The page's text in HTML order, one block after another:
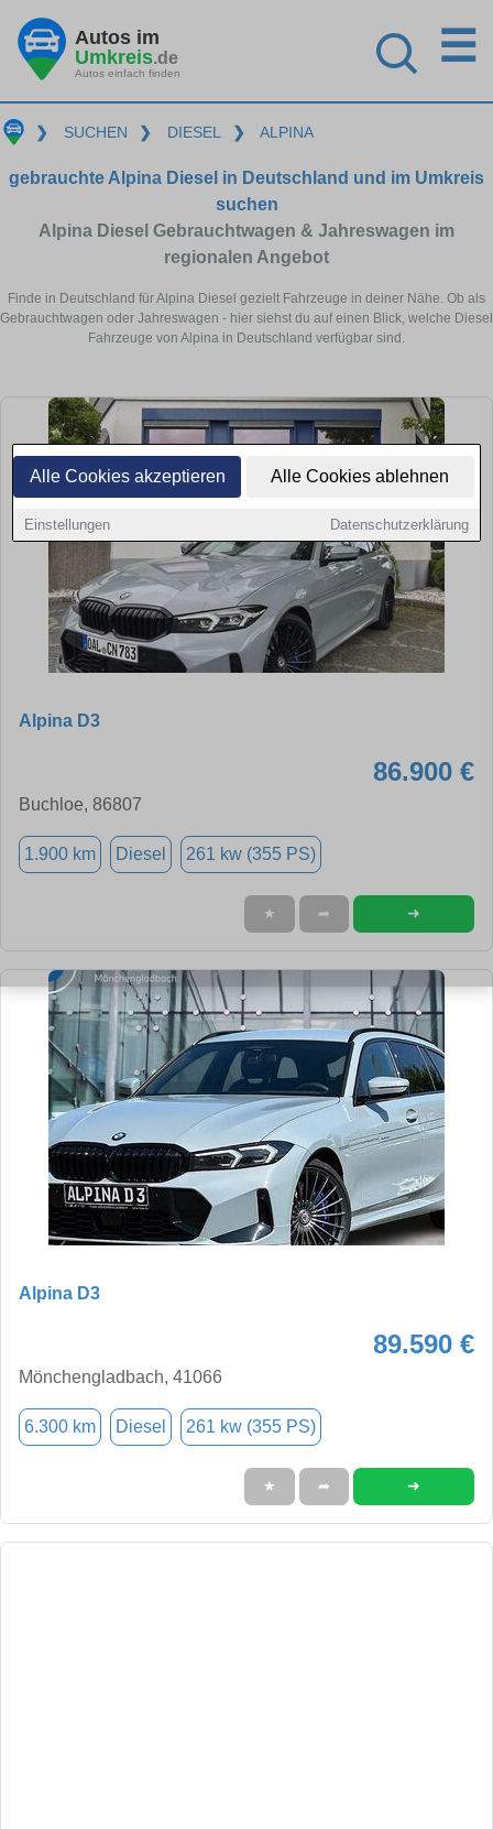
Alle Cookies akzeptieren Alle Cookies ablehnen
Einstellungen Datenschutzerklärung
Autos im
Umkreis.de
Autos einfach finden
☰
❯ SUCHEN ❯ DIESEL ❯ ALPINA
gebrauchte Alpina Diesel in Deutschland und im Umkreis
suchen
Alpina Diesel Gebrauchtwagen & Jahreswagen im
regionalen Angebot
Finde in Deutschland für Alpina Diesel gezielt Fahrzeuge in deiner Nähe. Ob als
Gebrauchtwagen oder Jahreswagen - hier siehst du auf einen Blick, welche Diesel
Fahrzeuge von Alpina in Deutschland verfügbar sind.
Alpina D3
86.900 €
Buchloe, 86807
1.900 km Diesel 261 kw (355 PS)
★ ➦ ➜
Alpina D3
89.590 €
Mönchengladbach, 41066
6.300 km Diesel 261 kw (355 PS)
★ ➦ ➜